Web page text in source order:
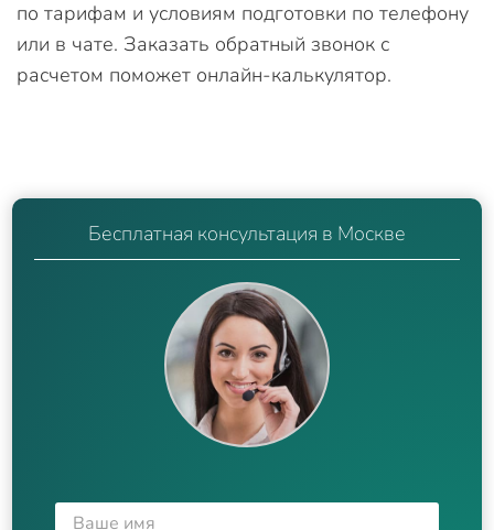
по тарифам и условиям подготовки по телефону
или в чате. Заказать обратный звонок с
расчетом поможет онлайн-калькулятор.
Бесплатная консультация в Москве